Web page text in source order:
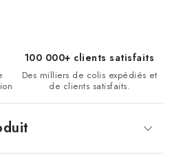
100 000+ clients satisfaits
Des milliers de colis expédiés et
de clients satisfaits.